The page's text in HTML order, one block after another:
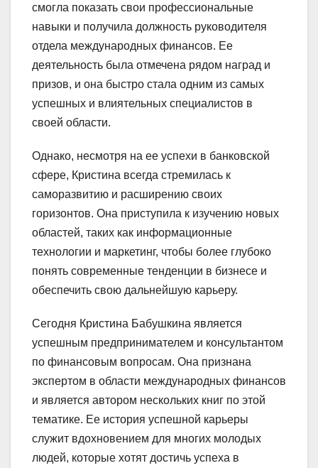
смогла показать свои профессиональные
навыки и получила должность руководителя
отдела международных финансов. Ее
деятельность была отмечена рядом наград и
призов, и она быстро стала одним из самых
успешных и влиятельных специалистов в
своей области.
Однако, несмотря на ее успехи в банковской
сфере, Кристина всегда стремилась к
саморазвитию и расширению своих
горизонтов. Она приступила к изучению новых
областей, таких как информационные
технологии и маркетинг, чтобы более глубоко
понять современные тенденции в бизнесе и
обеспечить свою дальнейшую карьеру.
Сегодня Кристина Бабушкина является
успешным предпринимателем и консультантом
по финансовым вопросам. Она признана
экспертом в области международных финансов
и является автором нескольких книг по этой
тематике. Ее история успешной карьеры
служит вдохновением для многих молодых
людей, которые хотят достичь успеха в